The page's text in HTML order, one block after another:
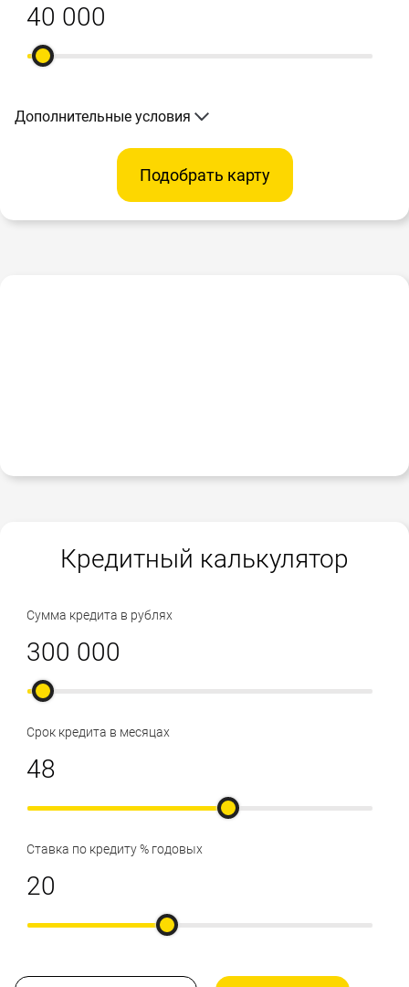
Дополнительные условия
Подобрать карту
Кредитный калькулятор
Сумма кредита в рублях
Срок кредита в месяцах
Ставка по кредиту % годовых